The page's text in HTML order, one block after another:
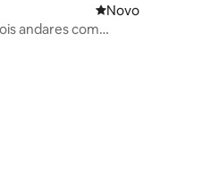
Novo lugar para
Novo
andares com